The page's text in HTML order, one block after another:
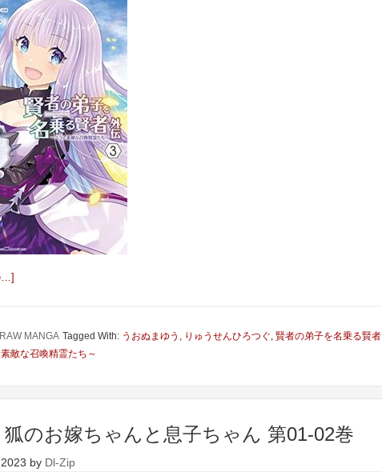
RAW MANGA Tagged With: うおぬまゆう , りゅうせんひろつぐ, 賢者の弟子を名乗る賢者
敵な召喚精霊たち～
狐のお嫁ちゃんと息子ちゃん 第01-02巻
by Dl-Zip